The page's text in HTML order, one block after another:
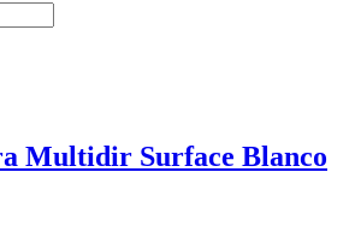
Multidir Surface Blanco